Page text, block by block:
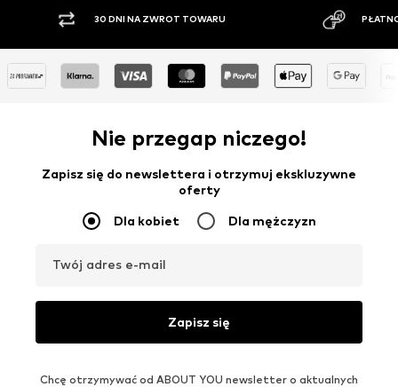
30 DNI NA ZWROT TOWARU
Nie przegap niczego!
Zapisz się do newslettera i otrzymuj ekskluzywne
oferty
Dla kobiet Dla mężczyzn
Twój adres e-mail
Zapisz się
Chcę otrzymywać od ABOUT YOU newsletter o aktualnych